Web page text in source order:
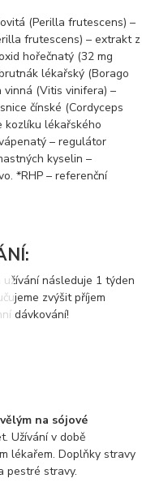
(Perilla frutescens) –
frutescens) – extrakt z
hořečnatý (32 mg
lékařský (Borago
vinná (Vitis vinifera) –
čínské (Cordyceps
kozlíku lékařského
– regulátor
kyselin –
*RHP – referenční
následuje 1 týden
zvýšit příjem
dávkování!
na sójové
Užívání v době
lékařem. Doplňky stravy
pestré stravy.